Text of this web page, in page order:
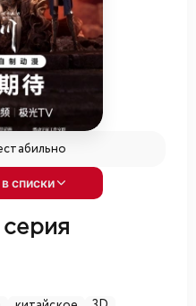
списки
серия